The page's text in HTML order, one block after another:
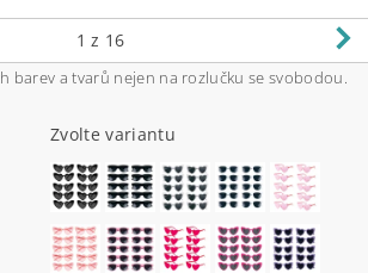
1 z 16
barev a tvarů nejen na rozlučku se svobodou.
Zvolte variantu